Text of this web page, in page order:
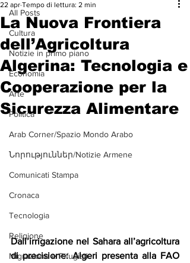
All Posts
Cultura
Notizie in primo piano
Economia
Arte
Politica
Arab Corner/Spazio Mondo Arabo
Նորություններ/Notizie Armene
Comunicati Stampa
Cronaca
Tecnologia
Religione
Migrazione e Rifugiati
La Nuova Frontiera
dell’Agricoltura
Algerina: Tecnologia e
Cooperazione per la
Sicurezza Alimentare
22 apr Tempo di lettura: 2 min
Dall’irrigazione nel Sahara all’agricoltura
di precisione: Algeri presenta alla FAO